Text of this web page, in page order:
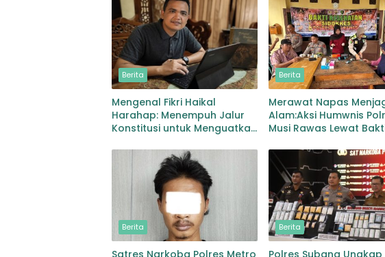
Berita
Mengenal Fikri Haikal
Harahap: Menempuh Jalur
Konstitusi untuk Menguatkan
Berita
Merawat Napas
Alam:Aksi Humwnis
Musi Rawas Lewat
Berita
Satres Narkoba Polres Metro
Berita
Polres Subang Ungkap